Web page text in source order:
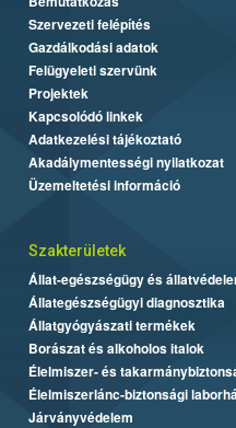
Szervezeti felépítés
Gazdálkodási adatok
Felügyeleti szervünk
Projektek
Kapcsolódó linkek
Adatkezelési tájékoztató
Akadálymentességi nyilatkozat
Üzemeltetési információ
Szakterületek
Állat-egészségügy és
Állategészségügyi diagnosztika
Állatgyógyászati termékek
Borászat és alkoholos italok
Élelmiszer- és
Élelmiszerlánc-biztonsági
Járványvédelem